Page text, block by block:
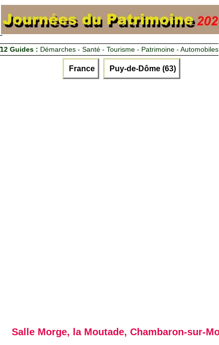
12 Guides : Démarches - Santé - Tourisme - Patrimoine - Automobiles
France Puy-de-Dôme (63)
Salle Morge, la Moutade, Chambaron-sur-